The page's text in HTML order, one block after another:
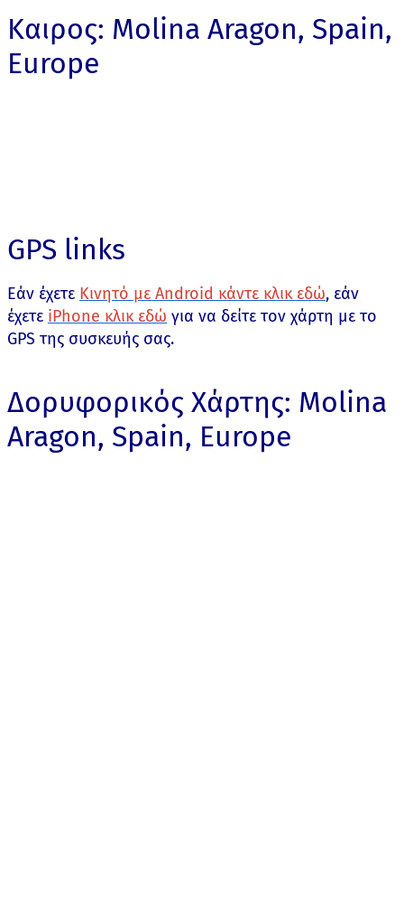
Καιρος: Molina Aragon, Spain,
Europe
GPS links
Εάν έχετε Κινητό με Android κάντε κλικ εδώ, εάν
έχετε iPhone κλικ εδώ για να δείτε τον χάρτη με το
GPS της συσκευής σας.
Δορυφορικός Χάρτης: Molina
Aragon, Spain, Europe